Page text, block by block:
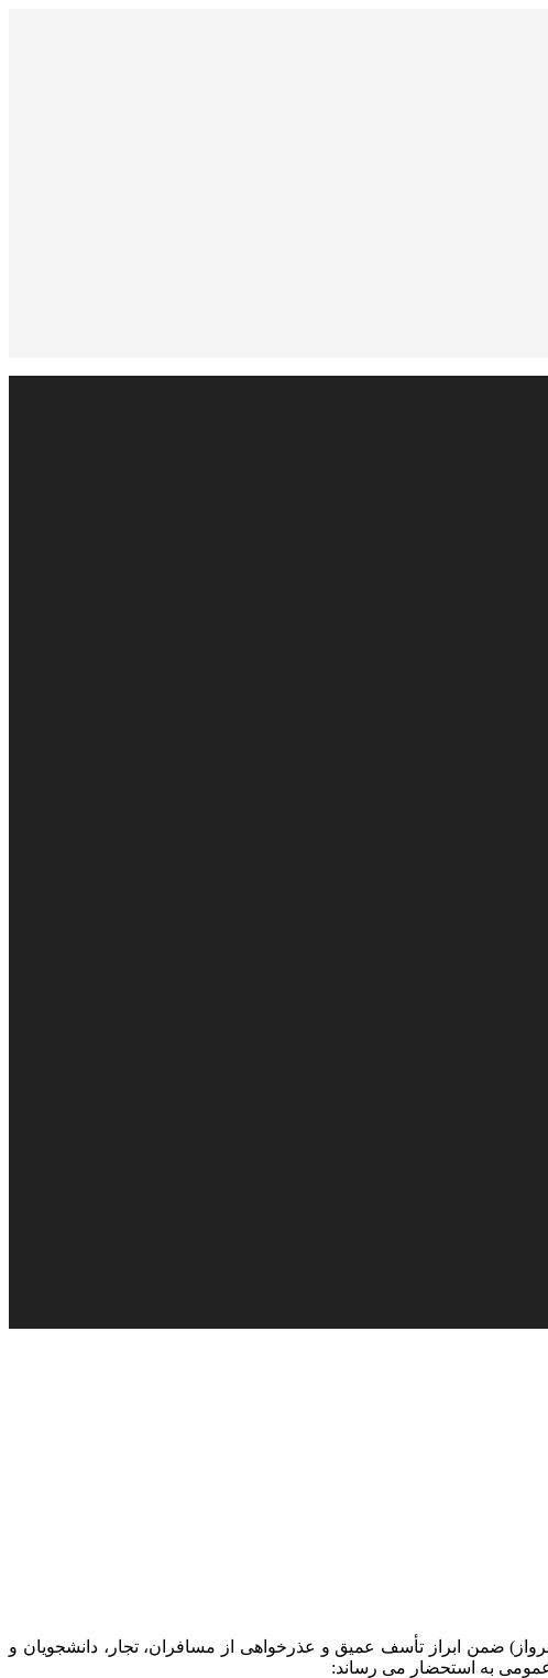
کشور فرانسه و لغو ناگهانی مجوز پرواز تهران – پاریس این شرکت( ۴۸ ساعت قبل از پرواز) ضمن ابراز تأسف عمیق و عذرخواهی از مسافران، تجار، دانشجویان و
عمومی به استحضار می رساند: